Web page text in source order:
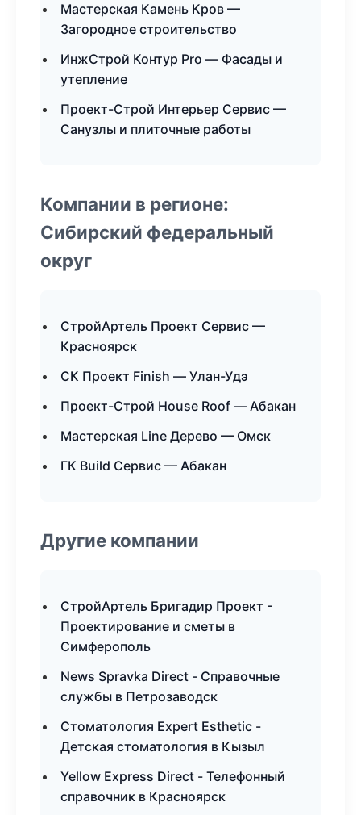
Мастерская Камень Кров —
Загородное строительство
ИнжСтрой Контур Pro — Фасады и
утепление
Проект-Строй Интерьер Сервис —
Санузлы и плиточные работы
Компании в регионе:
Сибирский федеральный
округ
СтройАртель Проект Сервис —
Красноярск
СК Проект Finish — Улан-Удэ
Проект-Строй House Roof — Абакан
Мастерская Line Дерево — Омск
ГК Build Сервис — Абакан
Другие компании
СтройАртель Бригадир Проект -
Проектирование и сметы в
Симферополь
News Spravka Direct - Справочные
службы в Петрозаводск
Стоматология Expert Esthetic -
Детская стоматология в Кызыл
Yellow Express Direct - Телефонный
справочник в Красноярск